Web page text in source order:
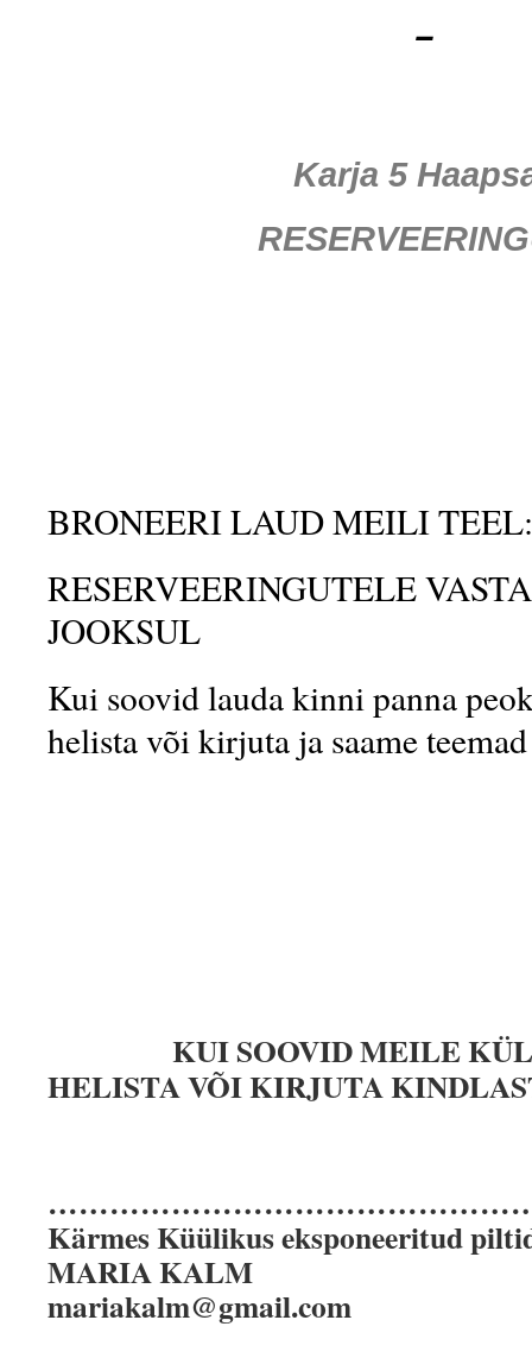
–
Karja 5
BRONEERI LAUD MEILI
RESERVEERINGUTELE
JOOKSUL
Kui soovid lauda kinni panna
helista või kirjuta ja saame
KUI SOOVID MEILE
HELISTA VÕI KIRJUTA
Kärmes Küülikus eksponeeritud
MARIA KALM
mariakalm@gmail.com